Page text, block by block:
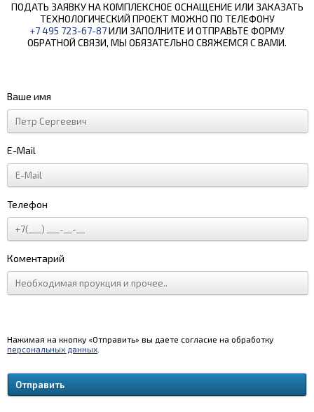
ПОДАТЬ ЗАЯВКУ НА КОМПЛЕКСНОЕ ОСНАЩЕНИЕ ИЛИ ЗАКАЗАТЬ
ТЕХНОЛОГИЧЕСКИЙ ПРОЕКТ МОЖНО ПО ТЕЛЕФОНУ
+7 495 723-67-87ИЛИ ЗАПОЛНИТЕ И ОТПРАВЬТЕ ФОРМУ
ОБРАТНОЙ СВЯЗИ, МЫ ОБЯЗАТЕЛЬНО СВЯЖЕМСЯ С ВАМИ.
Ваше имя
E-Mail
Телефон
Коментарий
Нажимая на кнопку «Отправить» вы даете согласие на обработку
персональных данных